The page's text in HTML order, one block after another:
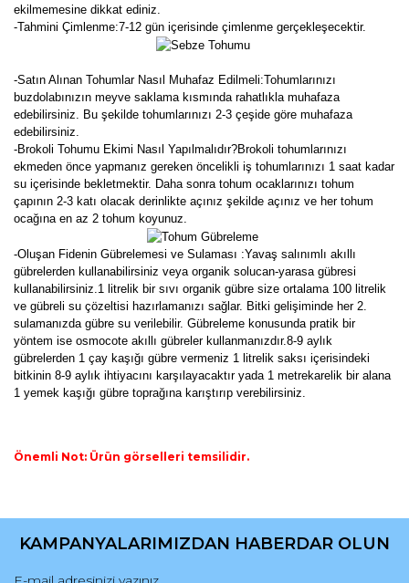
ekilmemesine dikkat ediniz.
-Tahmini Çimlenme:7-12 gün içerisinde çimlenme gerçekleşecektir.
-Satın Alınan Tohumlar Nasıl Muhafaz Edilmeli:Tohumlarınızı
buzdolabınızın meyve saklama kısmında rahatlıkla muhafaza
edebilirsiniz. Bu şekilde tohumlarınızı 2-3 çeşide göre muhafaza
edebilirsiniz.
-Brokoli Tohumu Ekimi Nasıl Yapılmalıdır?Brokoli tohumlarınızı
ekmeden önce yapmanız gereken öncelikli iş tohumlarınızı 1 saat kadar
su içerisinde bekletmektir. Daha sonra tohum ocaklarınızı tohum
çapının 2-3 katı olacak derinlikte açınız şekilde açınız ve her tohum
ocağına en az 2 tohum koyunuz.
-Oluşan Fidenin Gübrelemesi ve Sulaması :Yavaş salınımlı akıllı
gübrelerden kullanabilirsiniz veya organik solucan-yarasa gübresi
kullanabilirsiniz.1 litrelik bir sıvı organik gübre size ortalama 100 litrelik
ve gübreli su çözeltisi hazırlamanızı sağlar. Bitki gelişiminde her 2.
sulamanızda gübre su verilebilir. Gübreleme konusunda pratik bir
yöntem ise osmocote akıllı gübreler kullanmanızdır.8-9 aylık
gübrelerden 1 çay kaşığı gübre vermeniz 1 litrelik saksı içerisindeki
bitkinin 8-9 aylık ihtiyacını karşılayacaktır yada 1 metrekarelik bir alana
1 yemek kaşığı gübre toprağına karıştırıp verebilirsiniz.
Önemli Not: Ürün görselleri temsilidir.
konularda yetersiz gördüğünüz noktaları öneri formunu
Görüş ve önerileriniz için teşekkür ederiz.
KAMPANYALARIMIZDAN HABERDAR OLUN